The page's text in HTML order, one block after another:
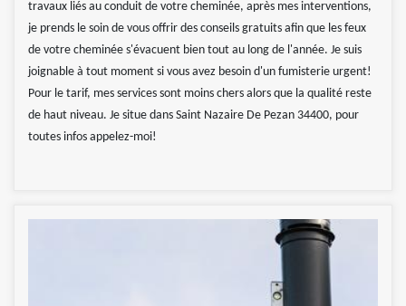
travaux liés au conduit de votre cheminée, après mes interventions,
je prends le soin de vous offrir des conseils gratuits afin que les feux
de votre cheminée s'évacuent bien tout au long de l'année. Je suis
joignable à tout moment si vous avez besoin d'un fumisterie urgent!
Pour le tarif, mes services sont moins chers alors que la qualité reste
de haut niveau. Je situe dans Saint Nazaire De Pezan 34400, pour
toutes infos appelez-moi!